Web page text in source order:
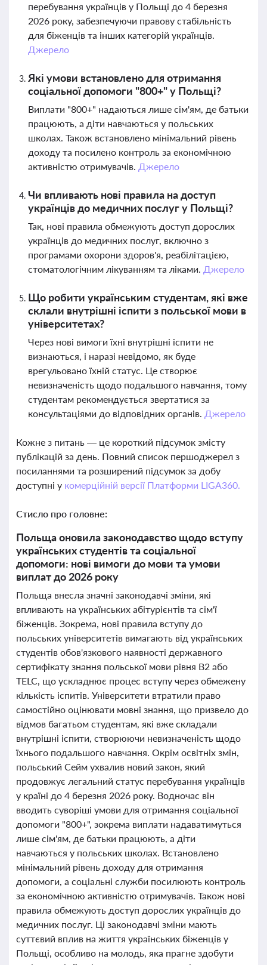
перебування українців у Польщі до 4 березня
2026 року, забезпечуючи правову стабільність
для біженців та інших категорій українців.
Джерело
Які умови встановлено для отримання
соціальної допомоги "800+" у Польщі?
Виплати "800+" надаються лише сім'ям, де батьки
працюють, а діти навчаються у польських
школах. Також встановлено мінімальний рівень
доходу та посилено контроль за економічною
активністю отримувачів. Джерело
Чи впливають нові правила на доступ
українців до медичних послуг у Польщі?
Так, нові правила обмежують доступ дорослих
українців до медичних послуг, включно з
програмами охорони здоров'я, реабілітацією,
стоматологічним лікуванням та ліками. Джерело
Що робити українським студентам, які вже
склали внутрішні іспити з польської мови в
університетах?
Через нові вимоги їхні внутрішні іспити не
визнаються, і наразі невідомо, як буде
врегульовано їхній статус. Це створює
невизначеність щодо подальшого навчання, тому
студентам рекомендується звертатися за
консультаціями до відповідних органів. Джерело
Кожне з питань — це короткий підсумок змісту
публікацій за день. Повний список першоджерел з
посиланнями та розширений підсумок за добу
доступні у комерційній версії Платформи LIGA360.
Стисло про головне:
Польща оновила законодавство щодо вступу
українських студентів та соціальної
допомоги: нові вимоги до мови та умови
виплат до 2026 року
Польща внесла значні законодавчі зміни, які
впливають на українських абітурієнтів та сім'ї
біженців. Зокрема, нові правила вступу до
польських університетів вимагають від українських
студентів обов'язкового наявності державного
сертифікату знання польської мови рівня B2 або
TELC, що ускладнює процес вступу через обмежену
кількість іспитів. Університети втратили право
самостійно оцінювати мовні знання, що призвело до
відмов багатьом студентам, які вже складали
внутрішні іспити, створюючи невизначеність щодо
їхнього подальшого навчання. Окрім освітніх змін,
польський Сейм ухвалив новий закон, який
продовжує легальний статус перебування українців
у країні до 4 березня 2026 року. Водночас він
вводить суворіші умови для отримання соціальної
допомоги "800+", зокрема виплати надаватимуться
лише сім'ям, де батьки працюють, а діти
навчаються у польських школах. Встановлено
мінімальний рівень доходу для отримання
допомоги, а соціальні служби посилюють контроль
за економічною активністю отримувачів. Також нові
правила обмежують доступ дорослих українців до
медичних послуг. Ці законодавчі зміни мають
суттєвий вплив на життя українських біженців у
Польщі, особливо на молодь, яка прагне здобути